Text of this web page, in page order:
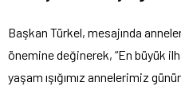
Başkan Türkel, mesajında
önemine değinerek, “En büyük
yaşam ışığımız annelerimiz